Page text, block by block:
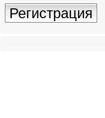
Регистрация